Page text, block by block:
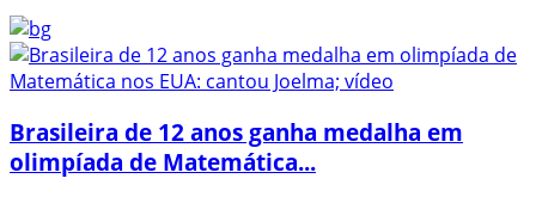
Brasileira de 12 anos ganha medalha em
olimpíada de Matemática...